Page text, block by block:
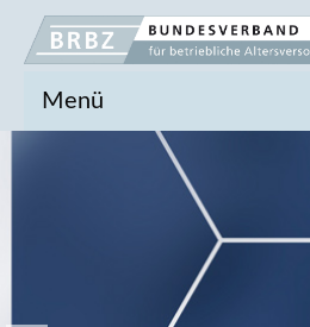
Menü
Marktsituation
BRBZ-Akademie